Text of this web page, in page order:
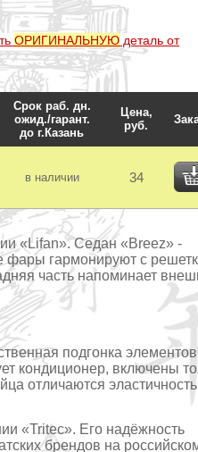
ОРИГИНАЛЬНУЮ деталь от
Срок раб. дн.
ожид./гарант.
до г.Казань
Цена,
руб.
в наличии 34
«Lifan». Седан «Breez» -
фары гармонируют с
часть напоминает
подгонка
кондиционер, включены
отличаются
«Tritec». Его надёжность
брендов на